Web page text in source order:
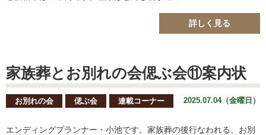
詳しく見る
家族葬とお別れの会偲ぶ会⑪案内状
お別れの会 偲ぶ会 連載コーナー 2025.07.04（金曜日）
エンディングプランナー・小池です。家族葬の後行なわれる、お別